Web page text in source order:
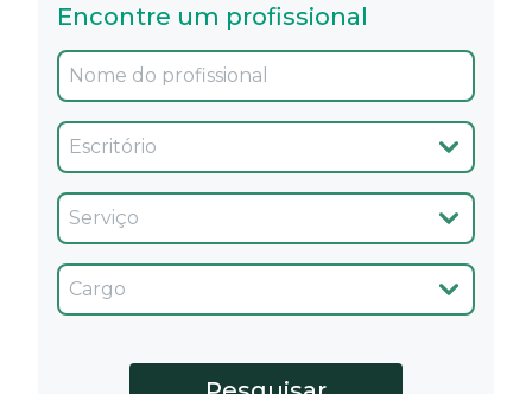
Encontre um profissional
Oficina
Servicio
Cargo